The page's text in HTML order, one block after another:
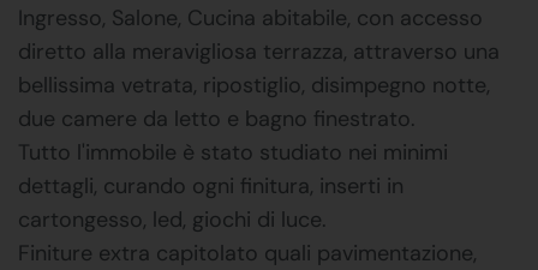
Ingresso, Salone, Cucina abitabile, con accesso
diretto alla meravigliosa terrazza, attraverso una
bellissima vetrata, ripostiglio, disimpegno notte,
due camere da letto e bagno finestrato.
Tutto l'immobile è stato studiato nei minimi
dettagli, curando ogni finitura, inserti in
cartongesso, led, giochi di luce.
Finiture extra capitolato quali pavimentazione,